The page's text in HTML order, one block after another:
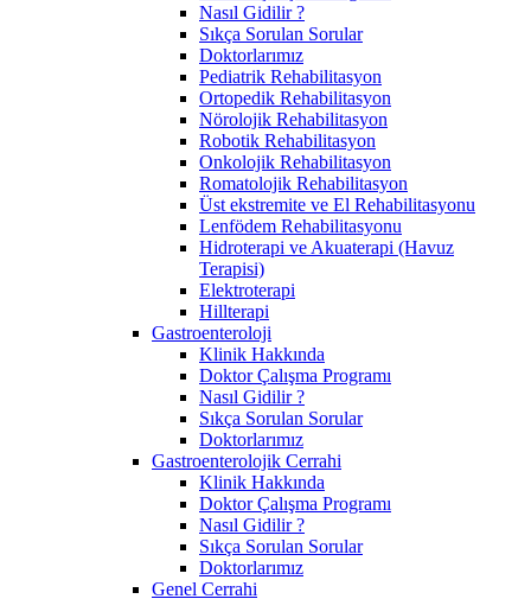
Nasıl Gidilir ?
Sıkça Sorulan Sorular
Doktorlarımız
Pediatrik Rehabilitasyon
Ortopedik Rehabilitasyon
Nörolojik Rehabilitasyon
Robotik Rehabilitasyon
Onkolojik Rehabilitasyon
Romatolojik Rehabilitasyon
Üst ekstremite ve El Rehabilitasyonu
Lenfödem Rehabilitasyonu
Hidroterapi ve Akuaterapi (Havuz
Terapisi)
Elektroterapi
Hillterapi
Gastroenteroloji
Klinik Hakkında
Doktor Çalışma Programı
Nasıl Gidilir ?
Sıkça Sorulan Sorular
Doktorlarımız
Gastroenterolojik Cerrahi
Klinik Hakkında
Doktor Çalışma Programı
Nasıl Gidilir ?
Sıkça Sorulan Sorular
Doktorlarımız
Genel Cerrahi